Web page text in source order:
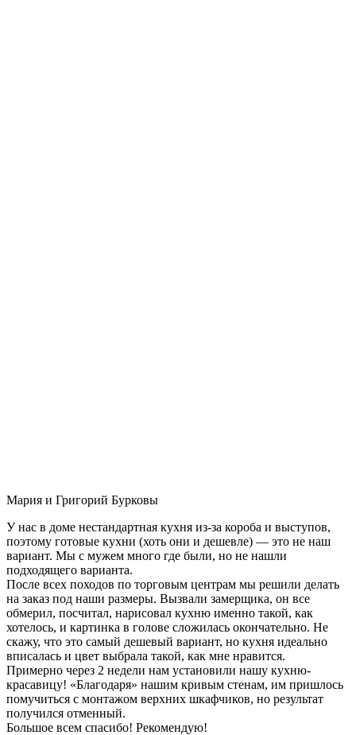
Мария и Григорий Бурковы
У нас в доме нестандартная кухня из-за короба и выступов,
поэтому готовые кухни (хоть они и дешевле) — это не наш
вариант. Мы с мужем много где были, но не нашли
подходящего варианта.
После всех походов по торговым центрам мы решили делать
на заказ под наши размеры. Вызвали замерщика, он все
обмерил, посчитал, нарисовал кухню именно такой, как
хотелось, и картинка в голове сложилась окончательно. Не
скажу, что это самый дешевый вариант, но кухня идеально
вписалась и цвет выбрала такой, как мне нравится.
Примерно через 2 недели нам установили нашу кухню-
красавицу! «Благодаря» нашим кривым стенам, им пришлось
помучиться с монтажом верхних шкафчиков, но результат
получился отменный.
Большое всем спасибо! Рекомендую!